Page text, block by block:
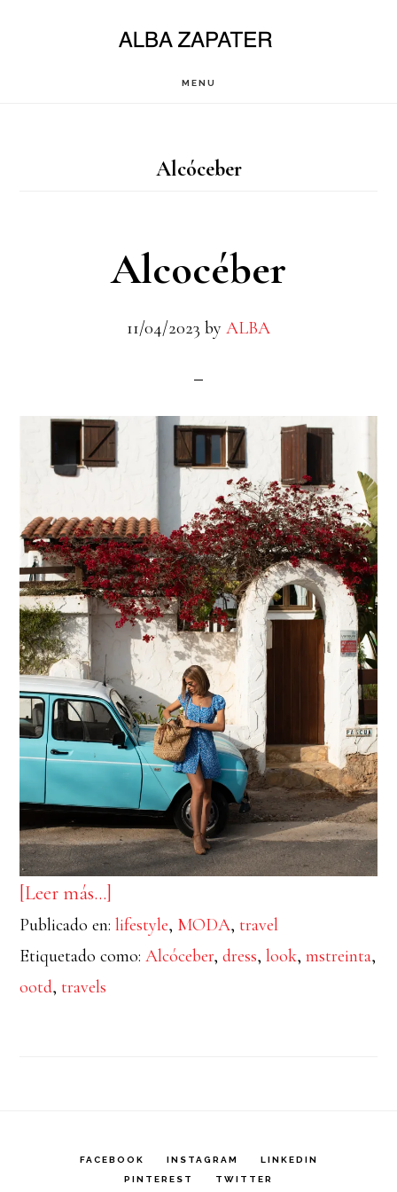
MENU
Alcóceber
Alcocéber
11/04/2023 by ALBA
[Leer más…]
de
Alcocéber
Publicado en:lifestyle, MODA, travel
Etiquetado como:Alcóceber,dress,look,mstreinta,
ootd, travels
FACEBOOK INSTAGRAM
LINKEDIN
PINTEREST
TWITTER